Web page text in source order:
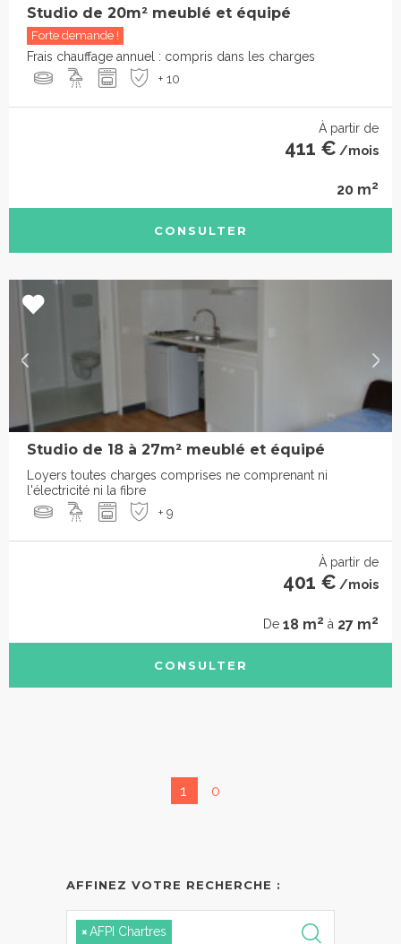
Studio de 20m² meublé et équipé
Forte demande !
Frais chauffage annuel : compris dans les charges
+ 10
À partir de
411 € /mois
20 m2
CONSULTER
Studio de 18 à 27m² meublé et équipé
Loyers toutes charges comprises ne comprenant ni
l'électricité ni la fibre
+ 9
À partir de
401 € /mois
De 18 m2 à 27 m2
CONSULTER
1 0
AFFINEZ VOTRE RECHERCHE :
×AFPI Chartres